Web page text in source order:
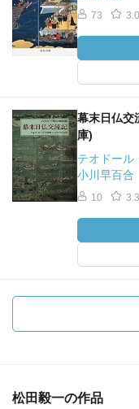
73
幕末日仏交
庫)
テオドール
小川早百合
10
松田毅一の作品